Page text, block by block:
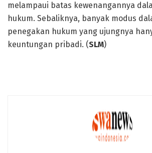
melampaui batas kewenangannya
hukum. Sebaliknya, banyak modus
penegakan hukum yang ujungnya
keuntungan pribadi. (SLM)